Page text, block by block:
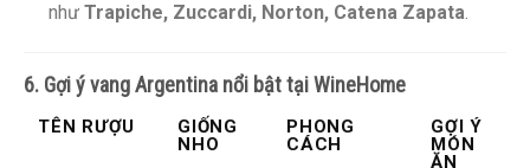
như Trapiche, Zuccardi, Norton, Catena Zapata.
6. Gợi ý vang Argentina nổi bật tại WineHome
TÊN RƯỢU
GIỐNG
NHO
PHONG
CÁCH
GỢI Ý
MÓN
ĂN